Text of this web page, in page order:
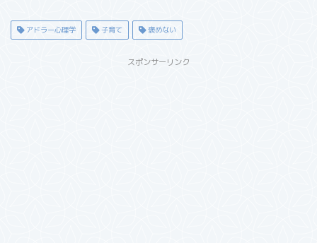
アドラー心理学 子育て 褒めない
スポンサーリンク